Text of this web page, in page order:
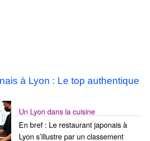
à Lyon : Le top authentique
Un Lyon dans la cuisine
En bref : Le restaurant japonais à
Lyon s’illustre par un classement